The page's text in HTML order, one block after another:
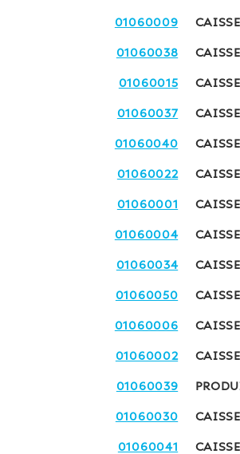
01060009
01060038
01060015
01060037
01060040
01060022
01060001
01060004
01060034
01060050
01060006
01060002
01060039
01060030
01060041